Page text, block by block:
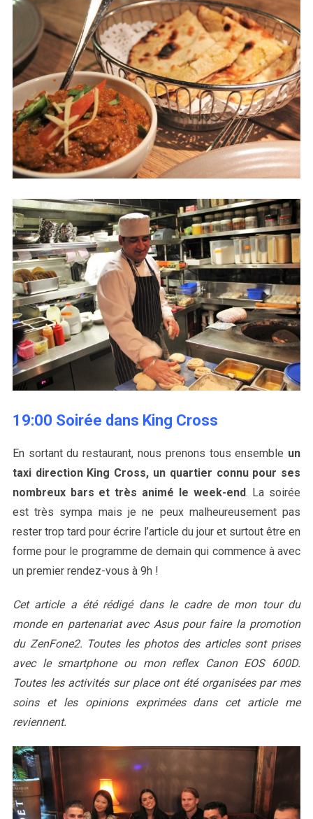
19:00 Soirée dans King Cross
En sortant du restaurant, nous prenons tous ensemble un
taxi direction King Cross, un quartier connu pour ses
nombreux bars et très animé le week-end. La soirée
est très sympa mais je ne peux malheureusement pas
rester trop tard pour écrire l’article du jour et surtout être en
forme pour le programme de demain qui commence à avec
un premier rendez-vous à 9h !
Cet article a été rédigé dans le cadre de mon tour du
monde en partenariat avec Asus pour faire la promotion
du ZenFone2. Toutes les photos des articles sont prises
avec le smartphone ou mon reflex Canon EOS 600D.
Toutes les activités sur place ont été organisées par mes
soins et les opinions exprimées dans cet article me
reviennent.